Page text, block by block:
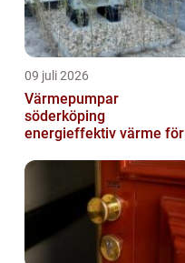
09 juli 2026
Värmepumpar
söderköping
energieffektiv värme för